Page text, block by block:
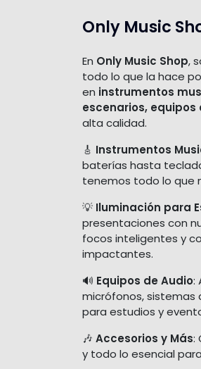
Only Music
En Only Music Shop,
todo lo que la hace
en instrumentos
escenarios,
alta calidad.
🎸 Instrumentos
baterías hasta
tenemos todo lo que
💡 Iluminación para
presentaciones con
focos inteligentes y
impactantes.
🔊 Equipos de Audio:
micrófonos, sistemas
para estudios y
🎶 Accesorios y Más:
y todo lo esencial